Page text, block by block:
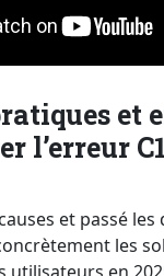
et
l’erreur
et passé
les